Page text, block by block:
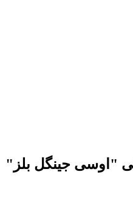
"اوسی جینگل بلز"